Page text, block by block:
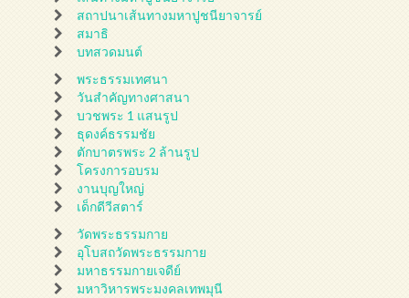
สถาปนาเส้นทางมหาปูชนียาจารย์
สมาธิ
บทสวดมนต์
พระธรรมเทศนา
วันสำคัญทางศาสนา
บวชพระ 1 แสนรูป
ธุดงค์ธรรมชัย
ตักบาตรพระ 2 ล้านรูป
โครงการอบรม
งานบุญใหญ่
เด็กดีวีสตาร์
วัดพระธรรมกาย
อุโบสถวัดพระธรรมกาย
มหาธรรมกายเจดีย์
มหาวิหารพระมงคลเทพมุนี